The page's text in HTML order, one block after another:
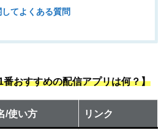
てよくある質問
おすすめの配信アプリは何？】
/使い方 リンク